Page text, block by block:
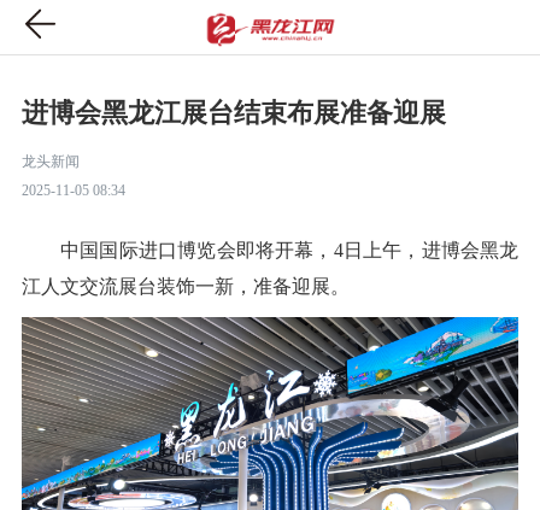
进博会黑龙江展台结束布展准备迎展
龙头新闻
2025-11-05 08:34
中国国际进口博览会即将开幕，4日上午，进博会黑龙
江人文交流展台装饰一新，准备迎展。